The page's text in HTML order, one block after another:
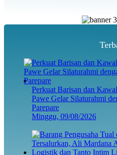
Perkuat Barisan dan
Pawe Gelar Silaturahmi
Parepare
Minggu, 09/08/2026